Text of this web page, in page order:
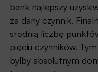
bank najlepszy
za dany czynnik.
średnią liczbę
pięciu czynników.
byłby absolutnym